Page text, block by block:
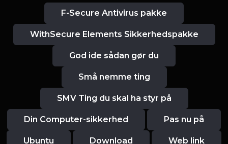
F-Secure Antivirus pakke
WithSecure Elements Sikkerhedspakke
God ide sådan gør du
Små nemme ting
SMV Ting du skal ha styr på
Din Computer-sikkerhed Pas nu på
Ubuntu Download Web link